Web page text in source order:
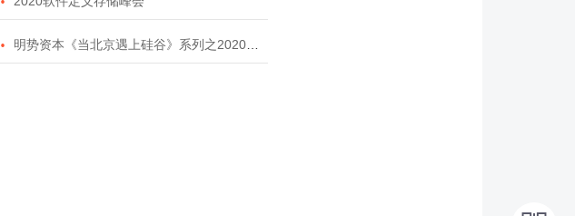
 明势资本《当北京遇上硅谷》系列之2020年度开源峰会